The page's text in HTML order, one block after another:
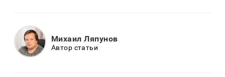
Михаил Ляпунов
Автор статьи